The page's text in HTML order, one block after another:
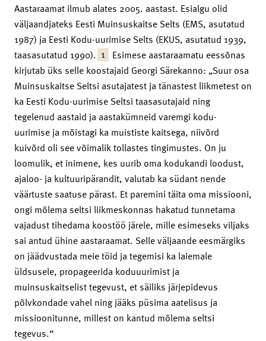
Aastaraamat ilmub alates 2005. aastast. Esialgu olid
väljaandjateks Eesti Muinsuskaitse Selts (EMS, asutatud
1987) ja Eesti Kodu-uurimise Selts (EKUS, asutatud 1939,
taasasutatud 1990). 1 Esimese aastaraamatu eessõnas
kirjutab üks selle koostajaid Georgi Särekanno: „Suur osa
Muinsuskaitse Seltsi asutajatest ja tänastest liikmetest on
ka Eesti Kodu-uurimise Seltsi taasasutajaid ning
tegelenud aastaid ja aastakümneid varemgi kodu-
uurimise ja mõistagi ka muististe kaitsega, niivõrd
kuivõrd oli see võimalik tollastes tingimustes. On ju
loomulik, et inimene, kes uurib oma kodukandi loodust,
ajaloo- ja kultuuripärandit, valutab ka südant nende
väärtuste saatuse pärast. Et paremini täita oma missiooni,
ongi mõlema seltsi liikmeskonnas hakatud tunnetama
vajadust tihedama koostöö järele, mille esimeseks viljaks
sai antud ühine aastaraamat. Selle väljaande eesmärgiks
on jäädvustada meie töid ja tegemisi ka laiemale
üldsusele, propageerida koduuurimist ja
muinsuskaitselist tegevust, et säiliks järjepidevus
põlvkondade vahel ning jääks püsima aatelisus ja
missioonitunne, millest on kantud mõlema seltsi
tegevus.“